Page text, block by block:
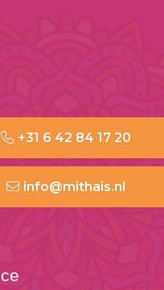
+31 6 42 84 17 20
info@mithais.nl